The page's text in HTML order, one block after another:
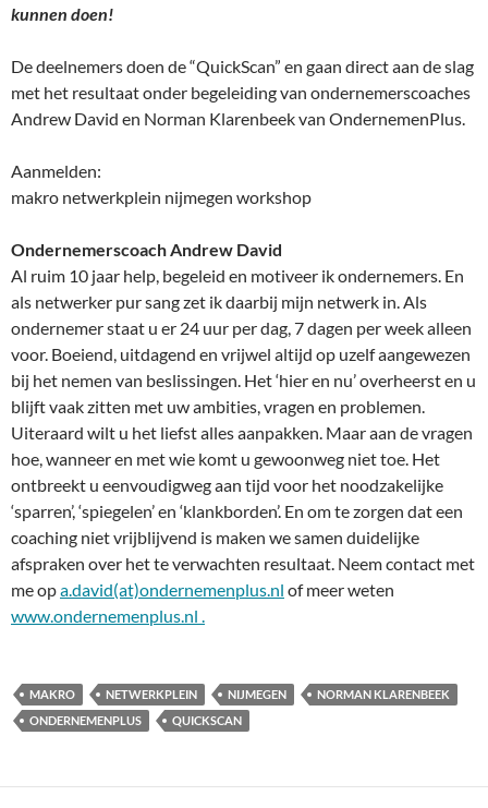
kunnen doen!
De deelnemers doen de “QuickScan” en gaan direct aan de slag
met het resultaat onder begeleiding van ondernemerscoaches
Andrew David en Norman Klarenbeek van OndernemenPlus.
Aanmelden:
makro netwerkplein nijmegen workshop
Ondernemerscoach Andrew David
Al ruim 10 jaar help, begeleid en motiveer ik ondernemers. En
als netwerker pur sang zet ik daarbij mijn netwerk in. Als
ondernemer staat u er 24 uur per dag, 7 dagen per week alleen
voor. Boeiend, uitdagend en vrijwel altijd op uzelf aangewezen
bij het nemen van beslissingen. Het ‘hier en nu’ overheerst en u
blijft vaak zitten met uw ambities, vragen en problemen.
Uiteraard wilt u het liefst alles aanpakken. Maar aan de vragen
hoe, wanneer en met wie komt u gewoonweg niet toe. Het
ontbreekt u eenvoudigweg aan tijd voor het noodzakelijke
‘sparren’, ‘spiegelen’ en ‘klankborden’. En om te zorgen dat een
coaching niet vrijblijvend is maken we samen duidelijke
afspraken over het te verwachten resultaat. Neem contact met
me opa.david(at)ondernemenplus.nl of meer weten
www.ondernemenplus.nl .
MAKRO NETWERKPLEIN NIJMEGEN
NORMAN KLARENBEEK
ONDERNEMENPLUS
QUICKSCAN